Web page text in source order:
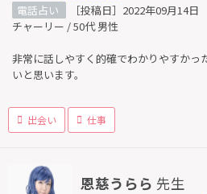
電話占い
［投稿日］2022年09月14日
チャーリー / 50代 男性
非常に話しやすく的確でわかりやすかっ
いと思います。
出会い 仕事
恩慈うらら 先生